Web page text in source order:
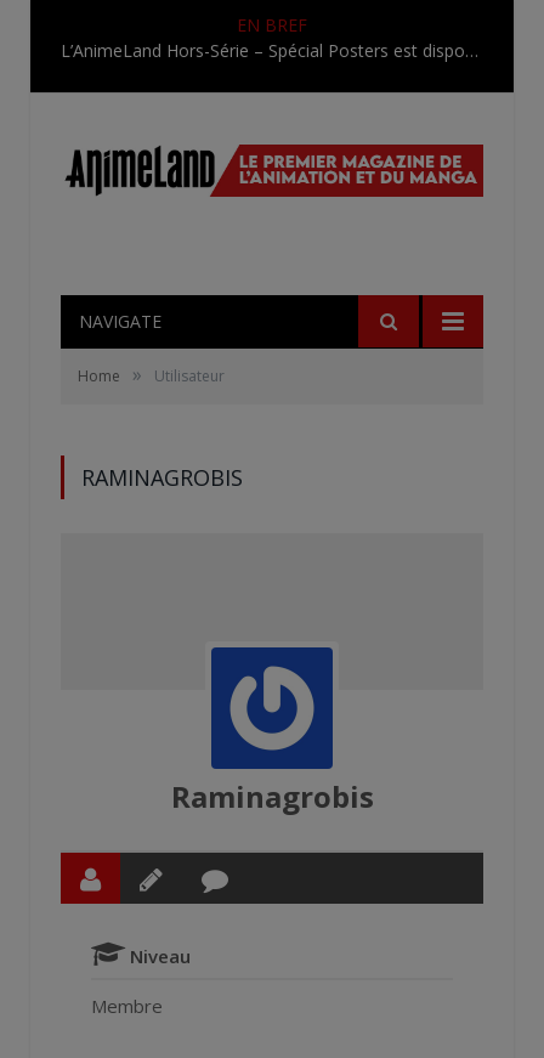
EN BREF
L’AnimeLand Hors-Série – Spécial Posters est disponible !
NAVIGATE
Home » Utilisateur
RAMINAGROBIS
Raminagrobis
Niveau
Membre